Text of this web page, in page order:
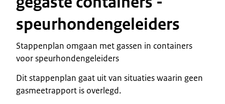
speurhondengeleiders
Stappenplan omgaan met gassen in containers
voor speurhondengeleiders
Dit stappenplan gaat uit van situaties waarin geen
gasmeetrapport is overlegd.